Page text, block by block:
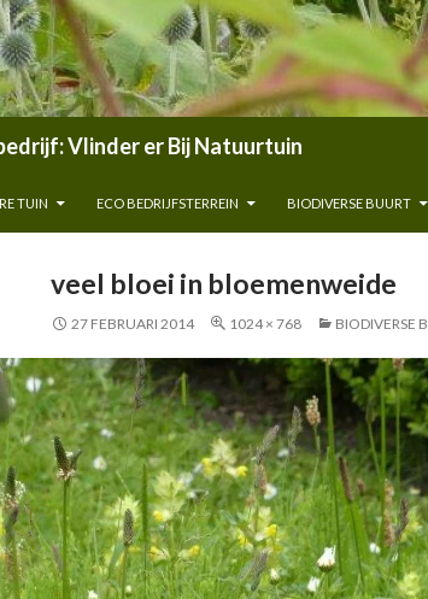
Vlinder er Bij Natuurtuin
TUIN ECO BEDRIJFSTERREIN BIODIVERSE BUURT
veel bloei in bloemenweide
27 FEBRUARI 2014 1024 × 768 BIODIVERSE